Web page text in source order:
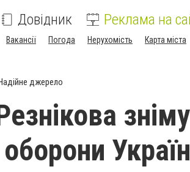
Довідник Реклама на
Вакансії Погода Нерухомість Карта міста
джерело
оборони